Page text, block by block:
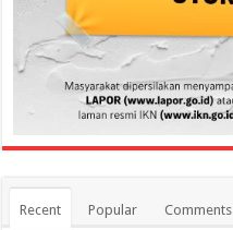
Recent Popular Comments